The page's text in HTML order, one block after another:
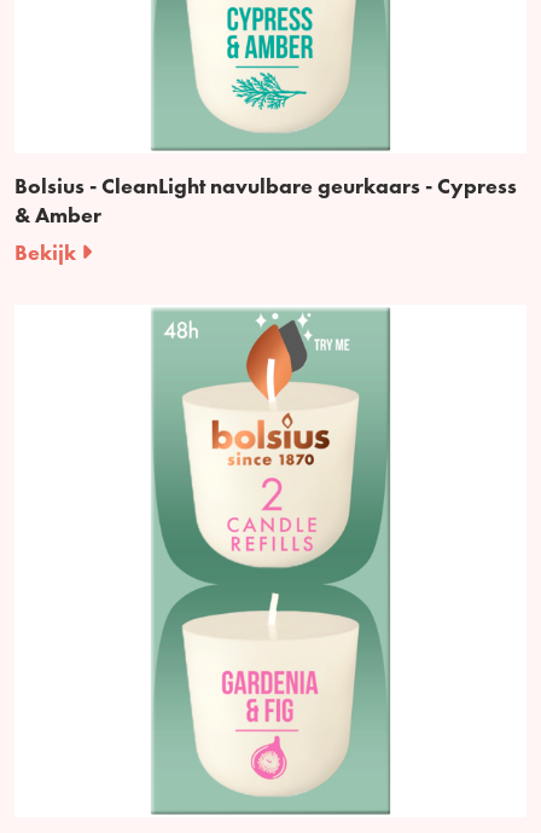
Bolsius - CleanLight navulbare geurkaars - Cypress
& Amber
Bekijk